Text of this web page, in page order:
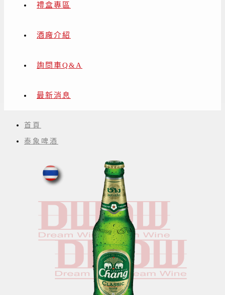
禮盒專區
酒廠介紹
詢問車Q&A
最新消息
首頁
泰象啤酒